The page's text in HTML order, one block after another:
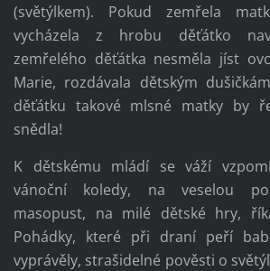
(světýlkem). Pokud zemřela
vycházela z hrobu děťátko
zemřelého děťátka nesměla jíst
Marie, rozdávala dětským
děťátku takové mlsné matky by
snědla!
K dětskému mládí se váží
vánoční koledy, na veselou
masopust, na milé dětské hry,
Pohádky, které při draní peří
vyprávěly, strašidelné pověsti o